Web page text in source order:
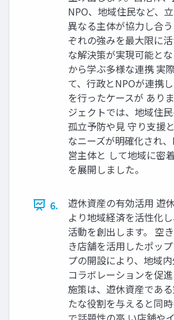
NPO、地域住民など、
異なる主体が協力し合
ぞれの強みを最大限に
な解決策が実現可能と
から学ぶ多様な連携 実
て、行政とNPOが連携
を行ったケースが あり
ジェクトでは、地域住民
孤立予防や見 守り支援
なニーズが明確化され
営主体と して地域に密
を展開しました。
6.
遊休資産の有効活用 遊
より地域経済を活性化
活動を創出します。 空
き店舗を活用したポッ
プの開設により、地域
コラボレーションを促
施策は、遊休資産であ
たな役割を与えると同